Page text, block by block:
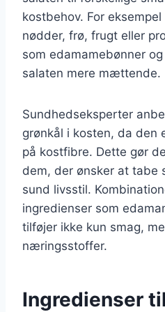
kostbehov. For
nødder, frø, frugt eller
som edamamebønner
salaten mere mættende.
Sundhedseksperter
grønkål i kosten, da den
på kostfibre. Dette gør
dem, der ønsker at tabe
sund livsstil.
ingredienser som
tilføjer ikke kun smag,
næringsstoffer.
Ingredienser